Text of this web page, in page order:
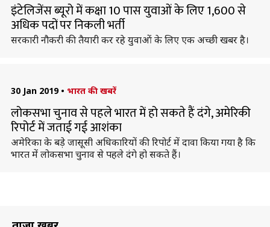
इंटेलिजेंस ब्यूरो में कक्षा 10 पास युवाओं के लिए 1,600 से
अधिक पदों पर निकली भर्ती
सरकारी नौकरी की तैयारी कर रहे युवाओं के लिए एक अच्छी खबर है।
30 Jan 2019 • भारत की खबरें
लोकसभा चुनाव से पहले भारत में हो सकते हैं दंगे, अमेरिकी
रिपोर्ट में जताई गई आशंका
अमेरिका के बड़े जासूसी अधिकारियों की रिपोर्ट में दावा किया गया है कि
भारत में लोकसभा चुनाव से पहले दंगे हो सकते हैं।